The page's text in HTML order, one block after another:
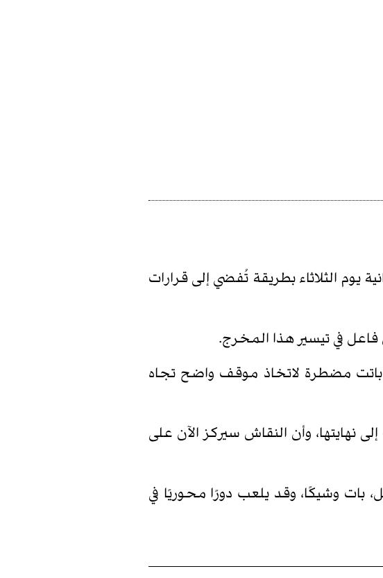
يوم الثلاثاء بطريقة تُفضي إلى قرارات
في تيسير هذا المخرج.
باتت مضطرة لاتخاذ موقف واضح تجاه
وأن النقاش سيركز الآن على
بات وشيكًا، وقد يلعب دورًا محوريًا في